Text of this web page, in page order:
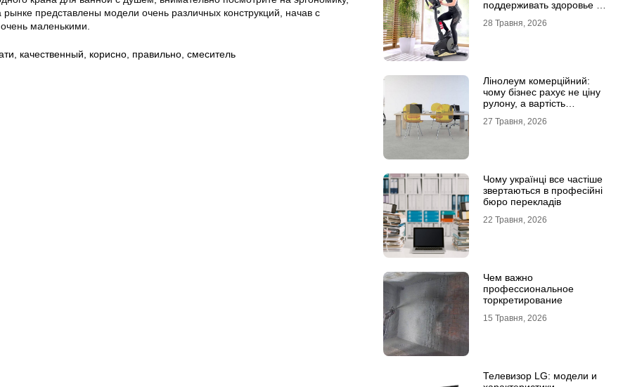
рынке представлены модели очень различных конструкций, начав с
маленькими.
качественный корисно правильно смеситель
поддерживать здоровье и
28 Травня, 2026
Лінолеум комерційний:
чому бізнес рахує не ціну
рулону, а вартість
27 Травня, 2026
Чому українці все частіше
звертаються в професійні
бюро перекладів
22 Травня, 2026
Чем важно
профессиональное
торкретирование
15 Травня, 2026
Телевизор LG: модели и